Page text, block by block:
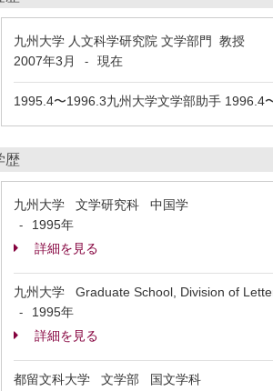
九州大学 人文科学研究院 文学部門 教授
2007年3月
- 現在
1995.4〜1996.3九州大学文学部助手
歴
九州大学 文学研究科 中国学
-
1995年
詳細を見る
九州大学 Graduate School, Division of
-
1995年
詳細を見る
都留文科大学 文学部 国文学科